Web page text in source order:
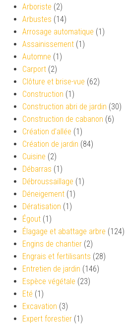
Arboriste (2)
Arbustes (14)
Arrosage automatique (1)
Assainissement (1)
Automne (1)
Carport (2)
Clôture et brise-vue (62)
Construction (1)
Construction abri de jardin (30)
Construction de cabanon (6)
Création d’allée (1)
Création de jardin (84)
Cuisine (2)
Débarras (1)
Débroussaillage (1)
Déneigement (1)
Dératisation (1)
Égout (1)
Élagage et abattage arbre (124)
Engins de chantier (2)
Engrais et fertilisants (28)
Entretien de jardin (146)
Espèce végétale (23)
Eté (1)
Excavation (3)
Expert forestier (1)